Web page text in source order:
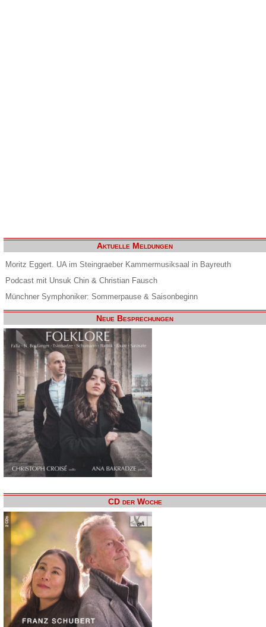
Aktuelle Meldungen
Moritz Eggert. UA im Steingraeber Kammermusiksaal in Bayreuth
Podcast mit Unsuk Chin & Christian Fausch
Münchner Symphoniker: Sommerpause & Saisonbeginn
Neue Besprechungen
CD der Woche